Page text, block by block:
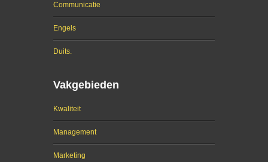
Communicatie
Engels
Duits.
Vakgebieden
Kwaliteit
Management
Marketing